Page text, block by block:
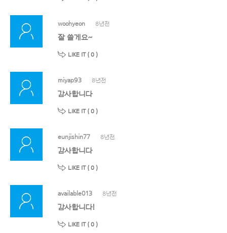
woohyeon 8년전
잘 쓸게요~
LIKE IT ( 0 )
miyap93 8년전
감사합니다
LIKE IT ( 0 )
eunjishin77 8년전
감사합니다
LIKE IT ( 0 )
available013 8년전
감사합니다!
LIKE IT ( 0 )